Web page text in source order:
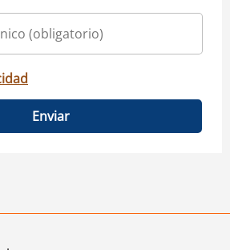
Enviar